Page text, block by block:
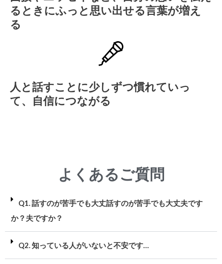
るときにふっと思い出せる言葉が増え
る
人と話すことに少しずつ慣れていっ
て、自信につながる
よくあるご質問
Q1. 話すのが苦手でも大丈話すのが苦手でも大丈夫です
か？夫ですか？
Q2. 知っている人がいないと不安です…